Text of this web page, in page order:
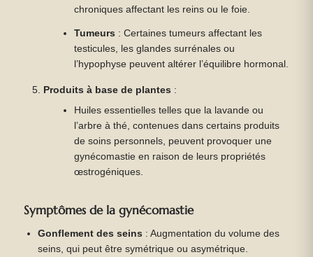
chroniques affectant les reins ou le foie.
Tumeurs : Certaines tumeurs affectant les
testicules, les glandes surrénales ou
l’hypophyse peuvent altérer l’équilibre hormonal.
Produits à base de plantes :
Huiles essentielles telles que la lavande ou
l’arbre à thé, contenues dans certains produits
de soins personnels, peuvent provoquer une
gynécomastie en raison de leurs propriétés
œstrogéniques.
Symptômes de la gynécomastie
Gonflement des seins : Augmentation du volume des
seins, qui peut être symétrique ou asymétrique.